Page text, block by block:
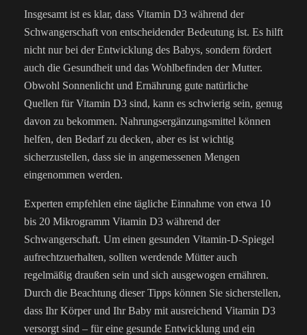
Insgesamt ist es klar, dass Vitamin D3 während der
Schwangerschaft von entscheidender Bedeutung ist. Es hilft
nicht nur bei der Entwicklung des Babys, sondern fördert
auch die Gesundheit und das Wohlbefinden der Mutter.
Obwohl Sonnenlicht und Ernährung gute natürliche
Quellen für Vitamin D3 sind, kann es schwierig sein, genug
davon zu bekommen. Nahrungsergänzungsmittel können
helfen, den Bedarf zu decken, aber es ist wichtig
sicherzustellen, dass sie in angemessenen Mengen
eingenommen werden.
Experten empfehlen eine tägliche Einnahme von etwa 10
bis 20 Mikrogramm Vitamin D3 während der
Schwangerschaft. Um einen gesunden Vitamin-D-Spiegel
aufrechtzuerhalten, sollten werdende Mütter auch
regelmäßig draußen sein und sich ausgewogen ernähren.
Durch die Beachtung dieser Tipps können Sie sicherstellen,
dass Ihr Körper und Ihr Baby mit ausreichend Vitamin D3
versorgt sind – für eine gesunde Entwicklung und ein